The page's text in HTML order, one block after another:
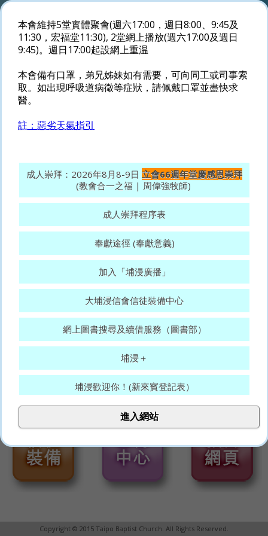
Copyright © 2015 Taipo Baptist Church. All Rights Reserved.
本會維持5堂實體聚會(週六17:00，週日8:00、9:45及
11:30，宏福堂11:30), 2堂網上播放(週六17:00及週日
9:45)。週日17:00起設網上重温
本會備有口罩，弟兄姊妹如有需要，可向同工或司事索
取。如出現呼吸道病徵等症狀，請佩戴口罩並盡快求
醫。
註：惡劣天氣指引
成人崇拜：2026年8月8-9日 立會66週年堂慶感恩崇拜
(教會合一之福 | 周偉強牧師)
成人崇拜程序表
奉獻途徑 (奉獻意義)
加入「埔浸廣播」
大埔浸信會信徒裝備中心
網上圖書搜尋及續借服務（圖書部）
埔浸＋
埔浸歡迎你！(新來賓登記表）
大埔浸信會代禱表
願賜平安的神，常和你們眾人同在。(羅15:33)
進入網站